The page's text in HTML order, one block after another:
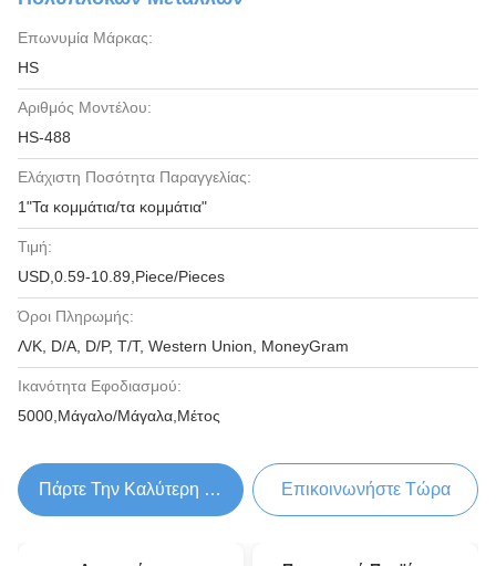
Επωνυμία Μάρκας:
HS
Αριθμός Μοντέλου:
HS-488
Ελάχιστη Ποσότητα Παραγγελίας:
1"Τα κομμάτια/τα κομμάτια"
Τιμή:
USD,0.59-10.89,Piece/Pieces
Όροι Πληρωμής:
Λ/Κ, D/A, D/P, T/T, Western Union, MoneyGram
Ικανότητα Εφοδιασμού:
5000,Μάγαλο/Μάγαλα,Μέτος
Πάρτε Την Καλύτερη Τιμή Επικοινωνήστε Τώρα